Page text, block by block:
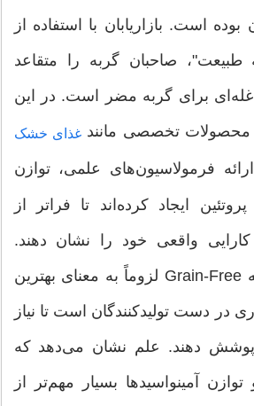
است. بازاریابان با استفاده از
صاحبان گربه را متقاعد
غله‌ای برای گربه مضر است. در این
محصولات تخصصی مانندغذای خشک
فرمولاسیون‌های علمی، توازن
ایجاد کرده‌اند تا فراتر از
کارایی واقعی خود را نشان دهند.
حقیقت این است که Grain-Free لزوماً به معنای بهترین
در دست تولیدکنندگان است تا نیاز
پوشش دهند. علم نشان می‌دهد که
آمینواسیدها بسیار مهم‌تر از